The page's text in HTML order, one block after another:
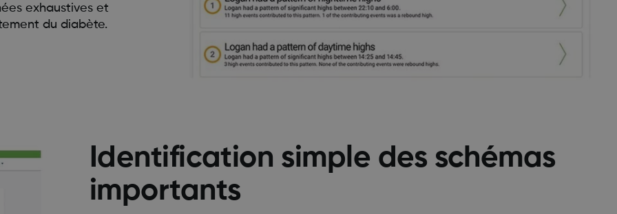
exhaustives et
du diabète.
Identification simple des schémas
importants